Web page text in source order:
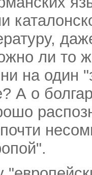
ли то
на один
А о